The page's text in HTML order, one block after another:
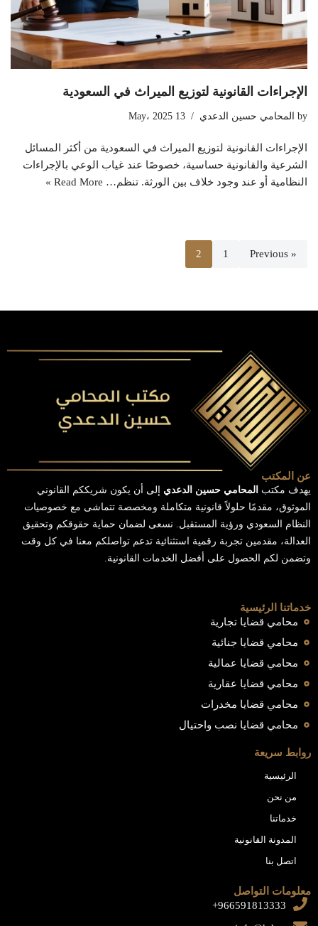
الإجراءات القانونية لتوزيع الميراث في السعودية
by المحامي حسين الدعدي 13 May، 2025
الإجراءات القانونية لتوزيع الميراث في السعودية من أكثر المسائل
الشرعية والقانونية حساسية، خصوصًا عند غياب الوعي بالإجراءات
النظامية أو عند وجود خلاف بين الورثة. تنظم… Read More »
« Previous
1
2
عن المكتب
يهدف مكتب المحامي حسين الدعدي إلى أن يكون شريككم القانوني
الموثوق، مقدمًا حلولاً قانونية متكاملة ومخصصة تتماشى مع خصوصيات
النظام السعودي ورؤية المستقبل. نسعى لضمان حماية حقوقكم وتحقيق
العدالة، مقدمين تجربة رقمية استثنائية تدعم تواصلكم معنا في كل وقت
وتضمن لكم الحصول على أفضل الخدمات القانونية.
خدماتنا الرئيسية
محامي قضايا تجارية
محامي قضايا جنائية
محامي قضايا عمالية
محامي قضايا عقارية
محامي قضايا مخدرات
محامي قضايا نصب واحتيال
روابط سريعة
الرئيسية
من نحن
خدماتنا
المدونة القانونية
اتصل بنا
معلومات التواصل
966591813333+